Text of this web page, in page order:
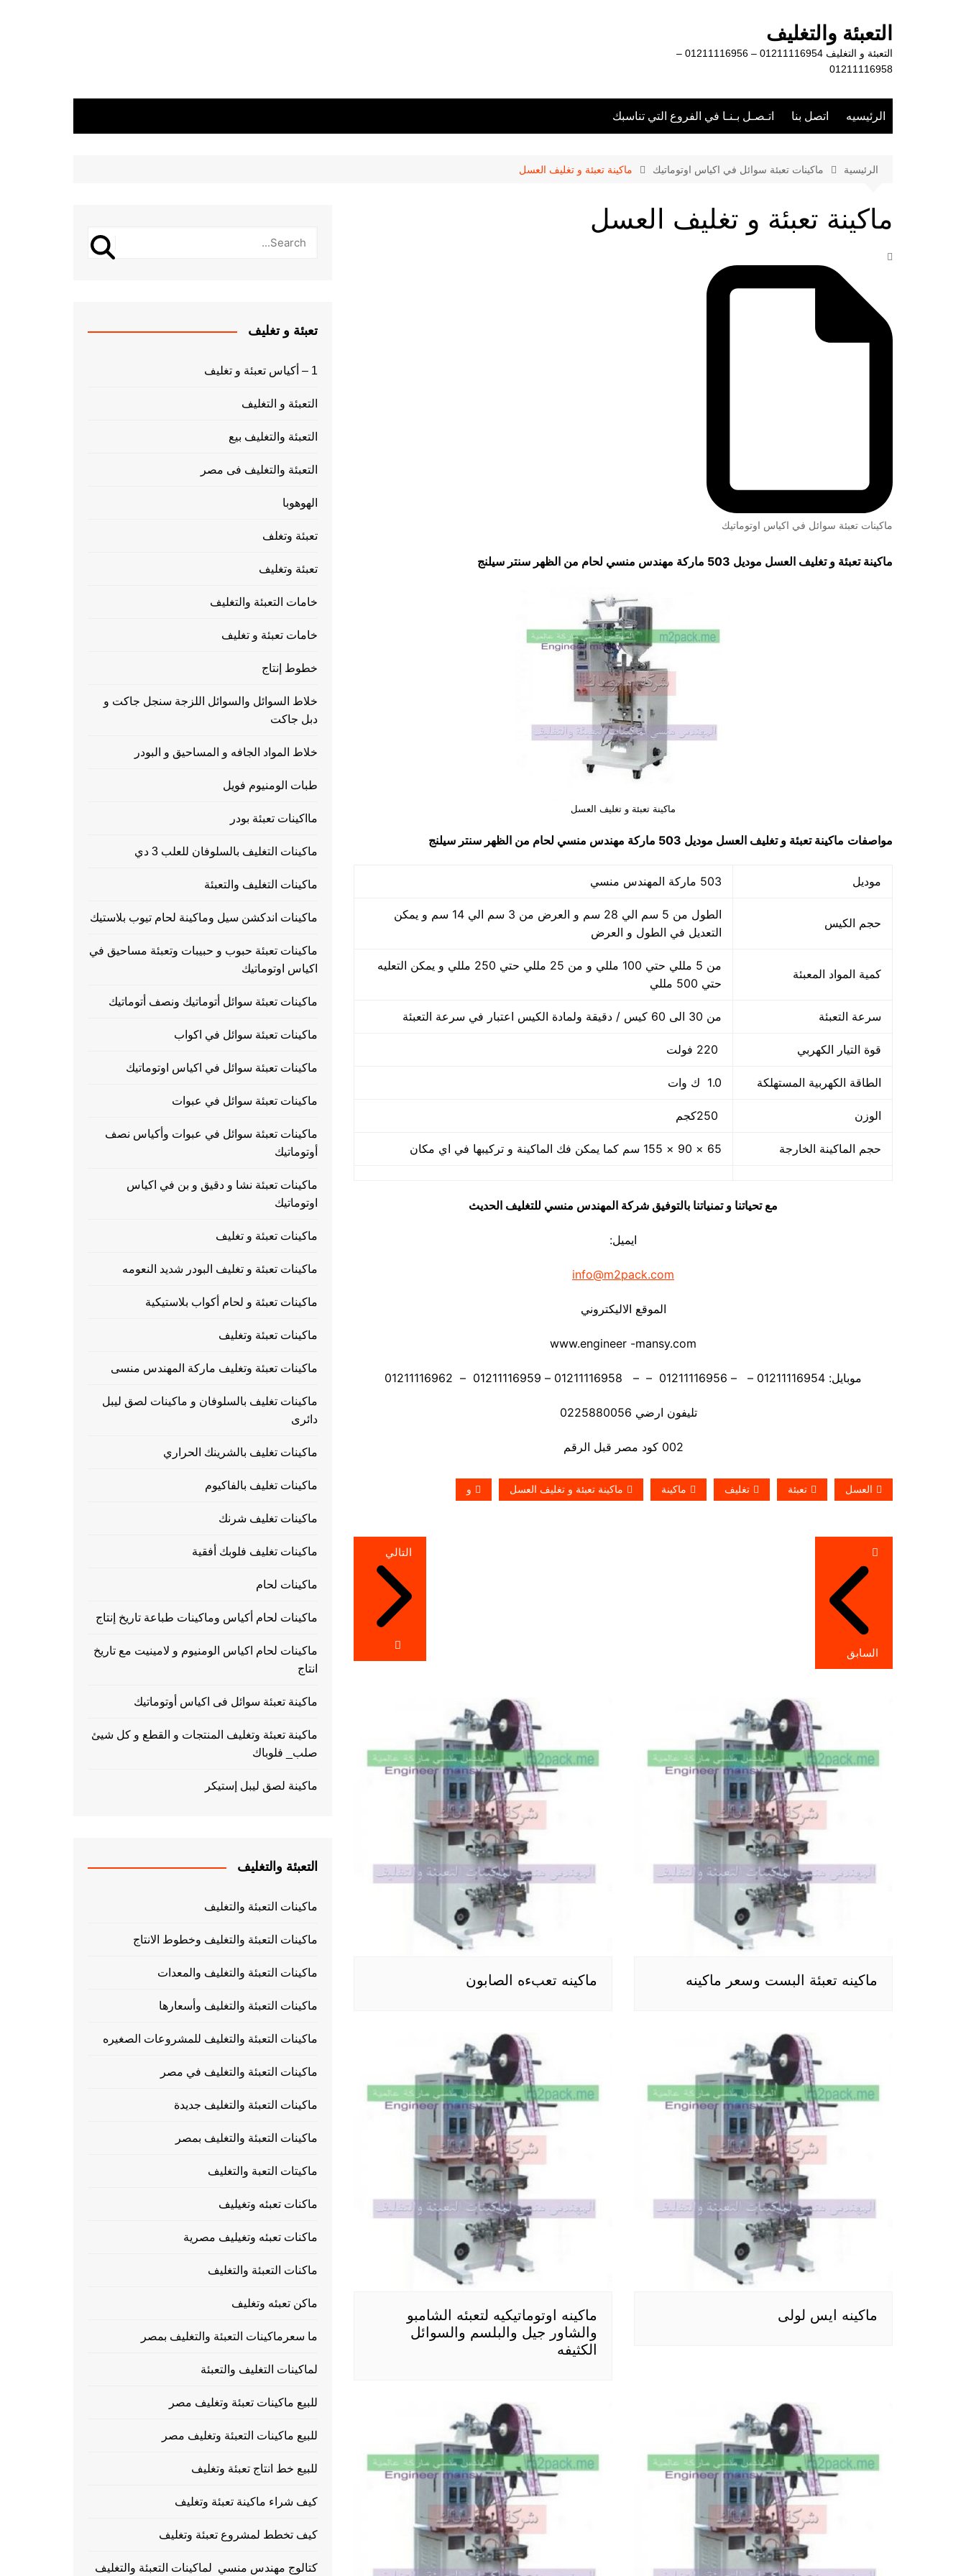
التعبئة والتغليف
التعبئة و التغليف 01211116954 – 01211116956 –
01211116958
الرئيسيه اتصل بنا اتـصـل بـنـا في الفروع التي تناسبك
الرئيسية ماكينات تعبئة سوائل في اكياس اوتوماتيك ماكينة تعبئة و تغليف العسل
ماكينة تعبئة و تغليف العسل
ماكينات تعبئة سوائل في اكياس اوتوماتيك
ماكينة تعبئة و تغليف العسل موديل 503 ماركة مهندس منسي لحام من الظهر سنتر سيلنج
ماكينة تعبئة و تغليف العسل
مواصفات ماكينة تعبئة و تغليف العسل موديل ماركة مهندس منسي لحام من الظهر سنتر سيلنج
موديل 503 ماركة المهندس منسي
حجم الكيس
الطول من 5 سم الي 28 سم و العرض من 3 سم الي 14 سم و يمكن
التعديل في الطول و العرض
كمية المواد المعبئة
من 5 مللي حتي 100 مللي و من 25 مللي حتي 250 مللي و يمكن التعليه
حتي 500 مللي
سرعة التعبئة من 30 الى 60 كيس / دقيقة ولمادة الكيس اعتبار في سرعة التعبئة
قوة التيار الكهربي
الطاقة الكهربية المستهلكة 1.0 ك وات
الوزن
حجم الماكينة الخارجة 65 × 90 × 155 سم كما يمكن فك الماكينة و تركيبها في اي مكان
مع تحياتنا و تمنياتنا بالتوفيق شركة المهندس منسي للتغليف الحديث
ايميل:
info@m2pack.com
الموقع الاليكتروني
www.engineer -mansy.com
موبايل: 01211116954 – – 01211116956 – – 01211116958 – 01211116959 – 01211116962
تليفون ارضي 0225880056
002 كود مصر قبل الرقم
العسل تعبئة تغليف ماكينة ماكينة تعبئة و تغليف العسل و
تصفّح
المقالات
السابق
التالي
ماكينه تعبئة البست وسعر ماكينه ماكينه تعبءه الصابون
ماكينه ايس لولى
ماكينه اوتوماتيكيه لتعبئه الشامبو
والشاور جيل والبلسم والسوائل
الكثيفه
تعبئة و تغليف
1 – أكياس تعبئة و تغليف
التعبئة و التغليف
التعبئة والتغليف بيع
التعبئة والتغليف فى مصر
الهوهوبا
تعبئة وتغلف
تعبئة وتغليف
خامات التعبئة والتغليف
خامات تعبئة و تغليف
خطوط إنتاج
خلاط السوائل والسوائل اللزجة سنجل جاكت و
دبل جاكت
خلاط المواد الجافه و المساحيق و البودر
طبات الومنيوم فويل
مااكينات تعبئة بودر
ماكينات التغليف بالسلوفان للعلب 3 دي
ماكينات التغليف والتعبئة
ماكينات اندكشن سيل وماكينة لحام تيوب بلاستيك
ماكينات تعبئة حبوب و حبيبات وتعبئة مساحيق في
اكياس اوتوماتيك
ماكينات تعبئة سوائل أتوماتيك ونصف أتوماتيك
ماكينات تعبئة سوائل في اكواب
ماكينات تعبئة سوائل في اكياس اوتوماتيك
ماكينات تعبئة سوائل في عبوات
ماكينات تعبئة سوائل في عبوات وأكياس نصف
أوتوماتيك
ماكينات تعبئة نشا و دقيق و بن في اكياس
اوتوماتيك
ماكينات تعبئة و تغليف
ماكينات تعبئة و تغليف البودر شديد النعومه
ماكينات تعبئة و لحام أكواب بلاستيكية
ماكينات تعبئة وتغليف
ماكينات تعبئة وتغليف ماركة المهندس منسى
ماكينات تغليف بالسلوفان و ماكينات لصق ليبل
دائرى
ماكينات تغليف بالشرينك الحراري
ماكينات تغليف بالفاكيوم
ماكينات تغليف شرنك
ماكينات تغليف فلوبك أفقية
ماكينات لحام
ماكينات لحام أكياس وماكينات طباعة تاريخ إنتاج
ماكينات لحام اكياس الومنيوم و لامينيت مع تاريخ
انتاج
ماكينة تعبئة سوائل فى اكياس أوتوماتيك
ماكينة تعبئة وتغليف المنتجات و القطع و كل شيئ
صلب_ فلوباك
ماكينة لصق ليبل إستيكر
التعبئة والتغليف
ماكينات التعبئة والتغليف
ماكينات التعبئة والتغليف وخطوط الانتاج
ماكينات التعبئة والتغليف والمعدات
ماكينات التعبئة والتغليف وأسعارها
ماكينات التعبئة والتغليف للمشروعات الصغيره
ماكينات التعبئة والتغليف في مصر
ماكينات التعبئة والتغليف جديدة
ماكينات التعبئة والتغليف بمصر
ماكيتات التعبة والتغليف
ماكنات تعبئه وتغيليف
ماكنات تعبئه وتغيليف مصرية
ماكنات التعبئة والتغليف
ماكن تعبئه وتغليف
ما سعرماكينات التعبئة والتغليف بمصر
لماكينات التغليف والتعبئة
للبيع ماكينات تعبئة وتغليف مصر
للبيع ماكينات التعبئة وتغليف مصر
للبيع خط انتاج تعبئة وتغليف
كيف شراء ماكينة تعبئة وتغليف
كيف تخطط لمشروع تعبئة وتغليف
كتالوج مهندس منسي لماكينات التعبئة والتغليف